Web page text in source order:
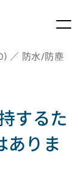
／ 防水/防塵
するた
ありま